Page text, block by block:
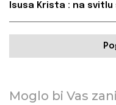
Isusa Krista : na
Moglo bi Vas